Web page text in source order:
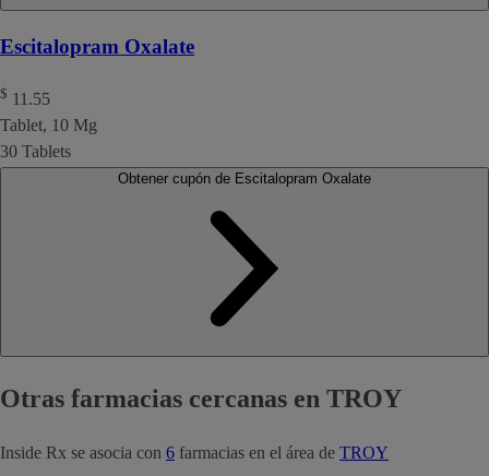
Escitalopram Oxalate
$ 11.55
Tablet, 10 Mg
30 Tablets
Otras farmacias cercanas en TROY
Inside Rx se asocia con 6 farmacias en el área de TROY